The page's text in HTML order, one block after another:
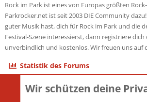
Rock im Park ist eines von Europas größten
Parkrocker.net ist seit 2003 DIE Community
guter Musik hast, dich für Rock im Park und die
Festival-Szene interessierst, dann registriere dich
unverbindlich und kostenlos. Wir freuen uns auf
Statistik des Forums
ThemenWir schützen deine